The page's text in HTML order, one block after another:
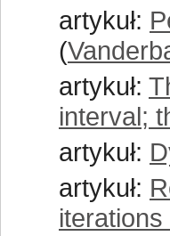
artykuł:
(
artykuł:
interval;
artykuł:
artykuł: